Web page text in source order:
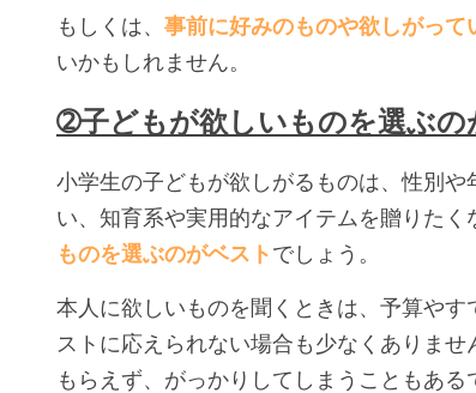
もしくは、 事前に好みのものや欲しがって
いかもしれません。
➁子どもが欲しいものを選ぶの
小学生の子どもが欲しがるものは、性別
い、知育系や実用的なアイテムを贈りたく
ものを選ぶのがベスト でしょう。
本人に欲しいものを聞くときは、予算や
ストに応えられない場合も少なくありま
もらえず、がっかりしてしまうこともある